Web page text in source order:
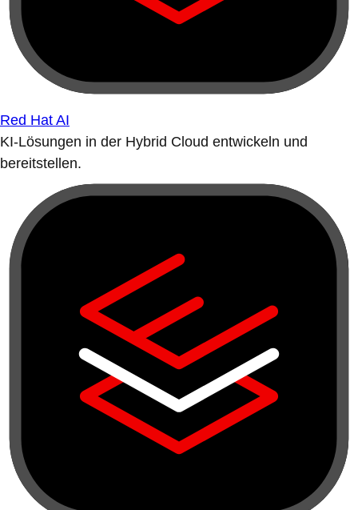
Red Hat AI
KI-Lösungen in der Hybrid Cloud entwickeln und
bereitstellen.